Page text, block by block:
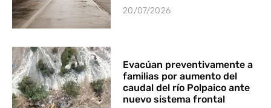
20/07/2026
Evacúan preventivamente a
familias por aumento del
caudal del río Polpaico ante
nuevo sistema frontal